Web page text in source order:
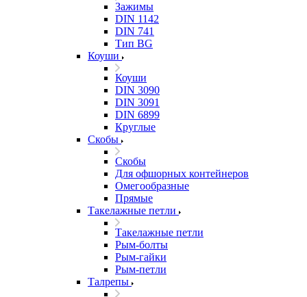
Зажимы
DIN 1142
DIN 741
Тип BG
Коуши
Коуши
DIN 3090
DIN 3091
DIN 6899
Круглые
Скобы
Скобы
Для офшорных контейнеров
Омегообразные
Прямые
Такелажные петли
Такелажные петли
Рым-болты
Рым-гайки
Рым-петли
Талрепы